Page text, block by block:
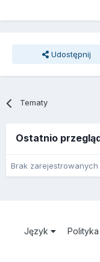
Udostępnij
Tematy
Ostatnio
Brak
Język